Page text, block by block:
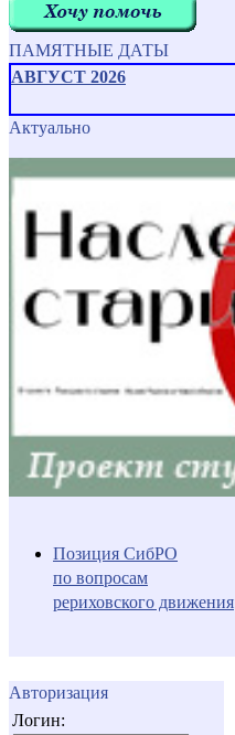
ПАМЯТНЫЕ ДАТЫ
АВГУСТ 2026
Актуально
Позиция СибРО
по вопросам
рериховского движения
Авторизация
Логин: